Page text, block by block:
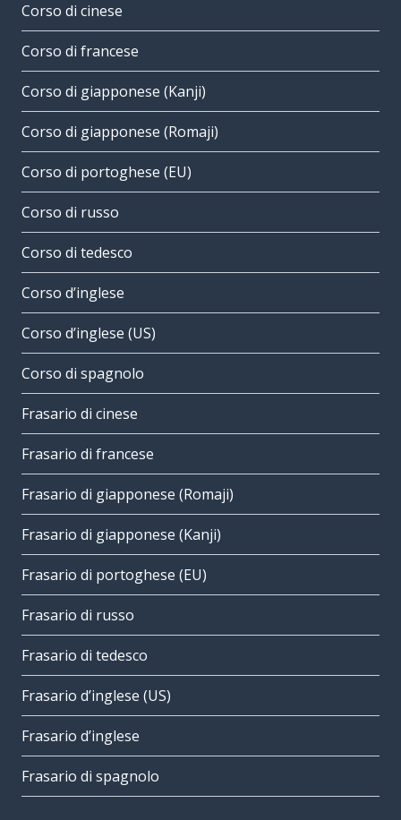
Corso di cinese
Corso di francese
Corso di giapponese (Kanji)
Corso di giapponese (Romaji)
Corso di portoghese (EU)
Corso di russo
Corso di tedesco
Corso d’inglese
Corso d’inglese (US)
Corso di spagnolo
Frasario di cinese
Frasario di francese
Frasario di giapponese (Romaji)
Frasario di giapponese (Kanji)
Frasario di portoghese (EU)
Frasario di russo
Frasario di tedesco
Frasario d’inglese (US)
Frasario d’inglese
Frasario di spagnolo